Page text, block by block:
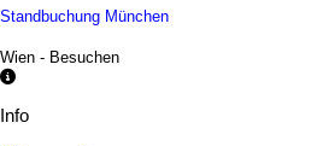
Standbuchung München
Wien - Besuchen
Info